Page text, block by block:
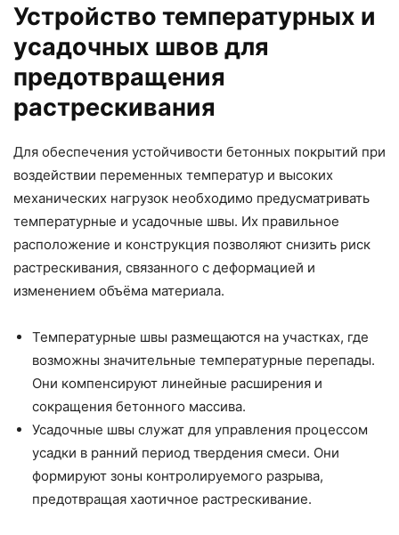
Устройство температурных и
усадочных швов для
предотвращения
растрескивания
Для обеспечения устойчивости бетонных покрытий при
воздействии переменных температур и высоких
механических нагрузок необходимо предусматривать
температурные и усадочные швы. Их правильное
расположение и конструкция позволяют снизить риск
растрескивания, связанного с деформацией и
изменением объёма материала.
Температурные швы размещаются на участках, где
возможны значительные температурные перепады.
Они компенсируют линейные расширения и
сокращения бетонного массива.
Усадочные швы служат для управления процессом
усадки в ранний период твердения смеси. Они
формируют зоны контролируемого разрыва,
предотвращая хаотичное растрескивание.